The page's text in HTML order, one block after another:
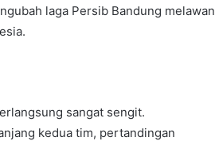
laga Persib Bandung melawan
sangat sengit.
kedua tim, pertandingan